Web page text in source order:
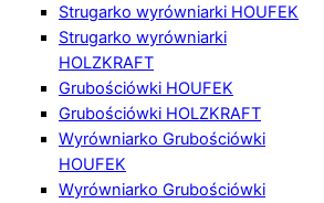
Strugarko wyrówniarki HOUFEK
Strugarko wyrówniarki
HOLZKRAFT
Grubościówki HOUFEK
Grubościówki HOLZKRAFT
Wyrówniarko Grubościówki
HOUFEK
Wyrówniarko Grubościówki